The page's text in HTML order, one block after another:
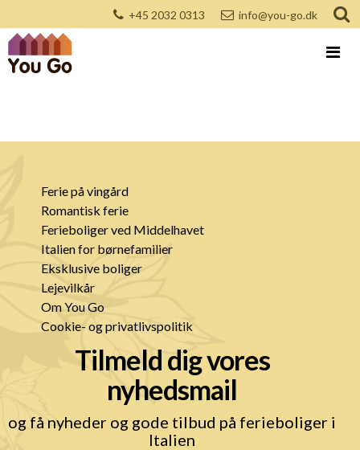
+45 2032 0313 info@you-go.dk
Ferie på vingård
Romantisk ferie
Ferieboliger ved Middelhavet
Italien for børnefamilier
Eksklusive boliger
Lejevilkår
Om You Go
Cookie- og privatlivspolitik
Tilmeld dig vores
nyhedsmail
og få nyheder og gode tilbud på ferieboliger i
Italien